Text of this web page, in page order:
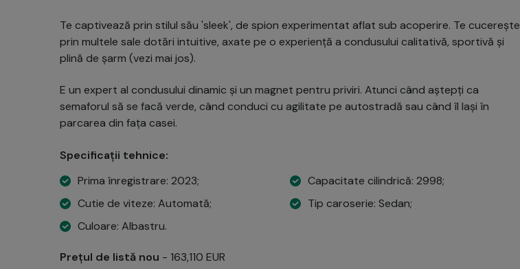
Te captivează prin stilul său 'sleek', de spion experimentat aflat sub acoperire. Te cucerește
prin multele sale dotări intuitive, axate pe o experiență a condusului calitativă, sportivă și
plină de șarm (vezi mai jos).
E un expert al condusului dinamic și un magnet pentru priviri. Atunci când aștepți ca
semaforul să se facă verde, când conduci cu agilitate pe autostradă sau când îl lași în
parcarea din fața casei.
Specificații tehnice:
Prima înregistrare: 2023;
Capacitate cilindrică: 2998;
Cutie de viteze: Automată;
Tip caroserie: Sedan;
Culoare: Albastru.
Prețul de listă nou - 163,110 EUR